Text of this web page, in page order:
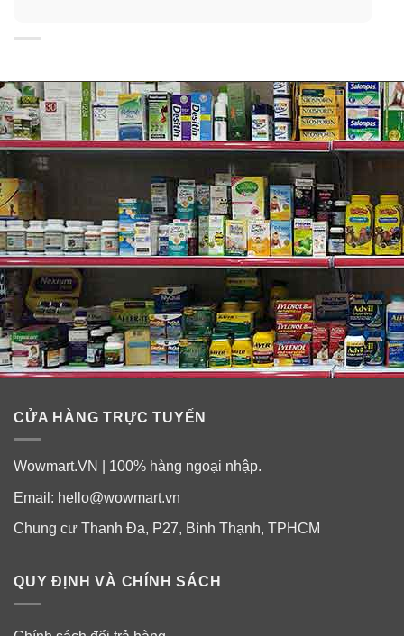
CỬA HÀNG TRỰC TUYẾN
Wowmart.VN | 100% hàng ngoại nhập.
Email: hello@wowmart.vn
Chung cư Thanh Đa, P27, Bình Thạnh, TPHCM
QUY ĐỊNH VÀ CHÍNH SÁCH